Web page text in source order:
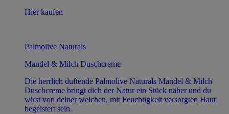
Hier kaufen
Palmolive Naturals
Mandel & Milch Duschcreme
Die herrlich duftende Palmolive Naturals Mandel & Milch
Duschcreme bringt dich der Natur ein Stück näher und du
wirst von deiner weichen, mit Feuchtigkeit versorgten Haut
begeistert sein.